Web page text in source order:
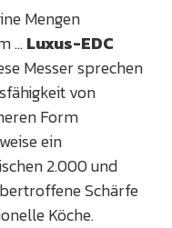
Mengen
…Luxus-EDC
Messer sprechen
von
Form
ein
2.000 und
Schärfe
Köche.